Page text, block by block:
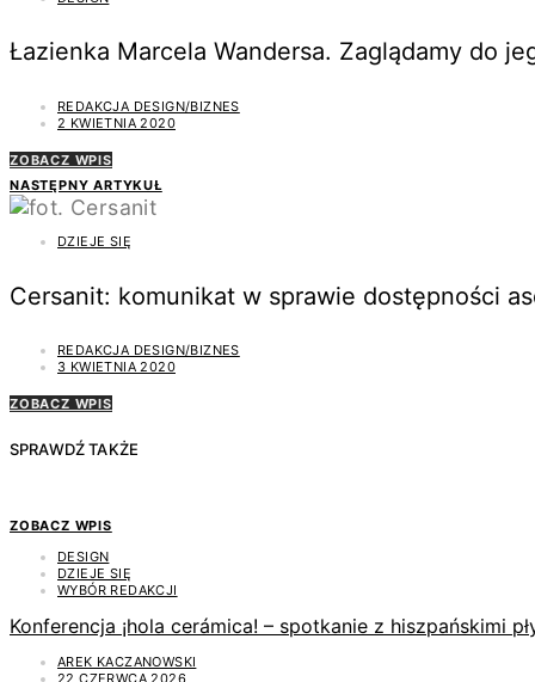
Łazienka Marcela Wandersa. Zaglądamy do
REDAKCJA DESIGN/BIZNES
2 KWIETNIA 2020
ZOBACZ WPIS
NASTĘPNY ARTYKUŁ
DZIEJE SIĘ
Cersanit: komunikat w sprawie dostępności
REDAKCJA DESIGN/BIZNES
3 KWIETNIA 2020
ZOBACZ WPIS
SPRAWDŹ TAKŻE
ZOBACZ WPIS
DESIGN
DZIEJE SIĘ
WYBÓR REDAKCJI
Konferencja ¡hola cerámica! – spotkanie z hiszpańskimi
AREK KACZANOWSKI
22 CZERWCA 2026